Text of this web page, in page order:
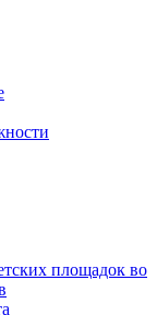
площадок во